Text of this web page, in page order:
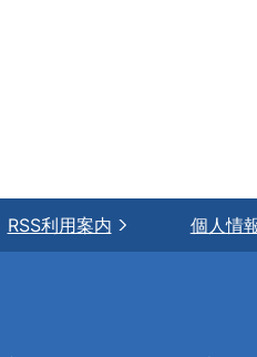
RSS利用案内 個人情